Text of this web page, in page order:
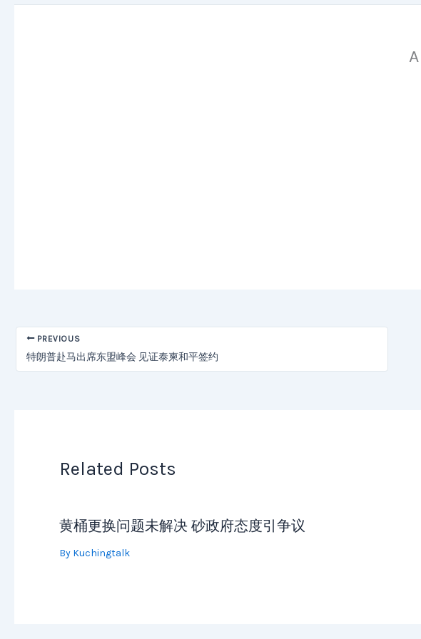
PREVIOUS
特朗普赴马出席东盟峰会 见证泰柬和平签约
Related Posts
黄桶更换问题未解决 砂政府态度引争议
By Kuchingtalk